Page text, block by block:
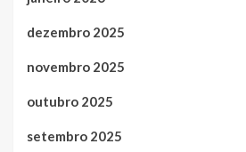
dezembro 2025
novembro 2025
outubro 2025
setembro 2025